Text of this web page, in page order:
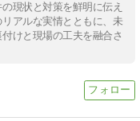
現状と対策を鮮明に伝え
アルな実情とともに、未
けと現場の工夫を融合さ